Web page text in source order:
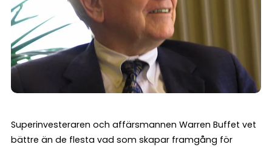
Superinvesteraren och affärsmannen Warren Buffet vet
bättre än de flesta vad som skapar framgång för